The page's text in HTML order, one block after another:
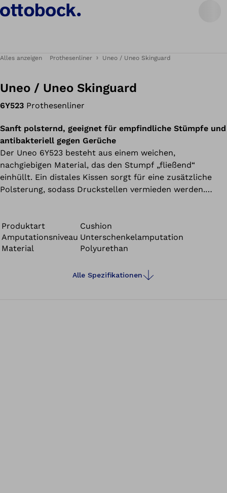
Alles anzeigen Prothesenliner Uneo / Uneo Skinguard
Uneo / Uneo Skinguard
6Y523 Prothesenliner
Sanft polsternd, geeignet für empfindliche Stümpfe und
antibakteriell gegen Gerüche
Der Uneo 6Y523 besteht aus einem weichen,
nachgiebigen Material, das den Stumpf „fließend“
einhüllt. Ein distales Kissen sorgt für eine zusätzliche
Polsterung, sodass Druckstellen vermieden werden.
Produktart
Cushion
Amputationsniveau Unterschenkelamputation
Material
Polyurethan
Alle Spezifikationen